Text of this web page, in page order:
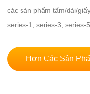
các sản phẩm tấm/dải/
series-1, series-3, series-
Hơn Các Sản